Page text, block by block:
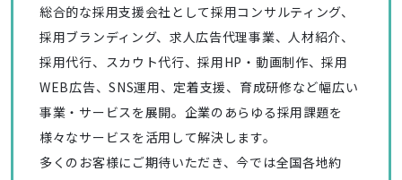
総合的な採用支援会社として採用コンサルティング、
採用ブランディング、求人広告代理事業、人材紹介、
採用代行、スカウト代行、採用HP・動画制作、採用
WEB広告、SNS運用、定着支援、育成研修など幅広い
事業・サービスを展開。企業のあらゆる採用課題を
様々なサービスを活用して解決します。
多くのお客様にご期待いただき、今では全国各地約